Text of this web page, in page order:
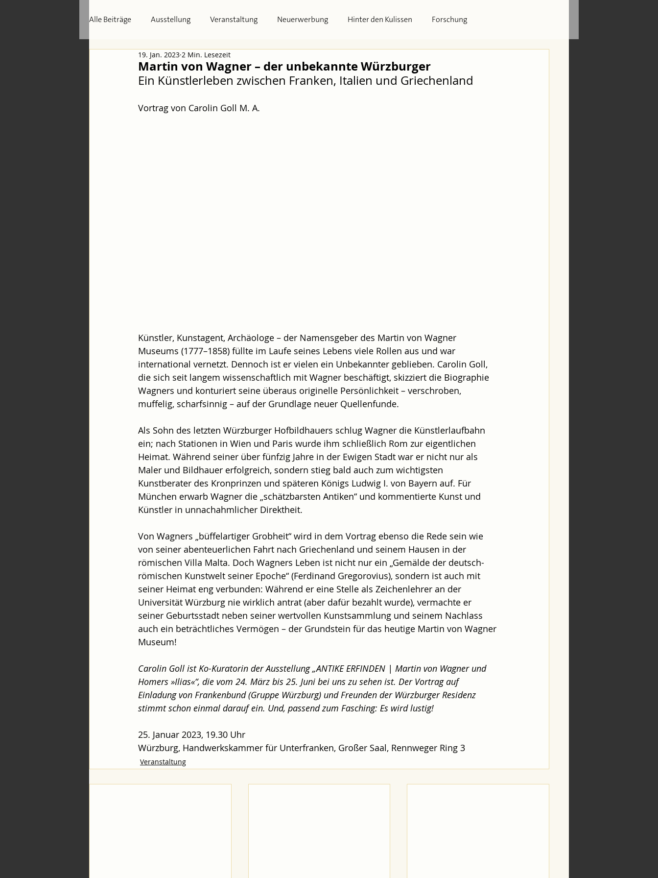
Alle Beiträge Ausstellung Veranstaltung Neuerwerbung Hinter den Kulissen Forschung
19. Jan. 2023 2 Min. Lesezeit
Martin von Wagner – der unbekannte Würzburger
Ein Künstlerleben zwischen Franken, Italien und Griechenland
Vortrag von Carolin Goll M. A.
Künstler, Kunstagent, Archäologe – der Namensgeber des Martin von Wagner
Museums (1777–1858) füllte im Laufe seines Lebens viele Rollen aus und war
international vernetzt. Dennoch ist er vielen ein Unbekannter geblieben. Carolin Goll,
die sich seit langem wissenschaftlich mit Wagner beschäftigt, skizziert die Biographie
Wagners und konturiert seine überaus originelle Persönlichkeit – verschroben,
muffelig, scharfsinnig – auf der Grundlage neuer Quellenfunde.
Als Sohn des letzten Würzburger Hofbildhauers schlug Wagner die Künstlerlaufbahn
ein; nach Stationen in Wien und Paris wurde ihm schließlich Rom zur eigentlichen
Heimat. Während seiner über fünfzig Jahre in der Ewigen Stadt war er nicht nur als
Maler und Bildhauer erfolgreich, sondern stieg bald auch zum wichtigsten
Kunstberater des Kronprinzen und späteren Königs Ludwig I. von Bayern auf. Für
München erwarb Wagner die „schätzbarsten Antiken“ und kommentierte Kunst und
Künstler in unnachahmlicher Direktheit.
Von Wagners „büffelartiger Grobheit“ wird in dem Vortrag ebenso die Rede sein wie
von seiner abenteuerlichen Fahrt nach Griechenland und seinem Hausen in der
römischen Villa Malta. Doch Wagners Leben ist nicht nur ein „Gemälde der deutsch-
römischen Kunstwelt seiner Epoche“ (Ferdinand Gregorovius), sondern ist auch mit
seiner Heimat eng verbunden: Während er eine Stelle als Zeichenlehrer an der
Universität Würzburg nie wirklich antrat (aber dafür bezahlt wurde), vermachte er
seiner Geburtsstadt neben seiner wertvollen Kunstsammlung und seinem Nachlass
auch ein beträchtliches Vermögen – der Grundstein für das heutige Martin von Wagner
Museum!
Carolin Goll ist Ko-Kuratorin der Ausstellung „ANTIKE ERFINDEN | Martin von Wagner und
Homers »Ilias«“, die vom 24. März bis 25. Juni bei uns zu sehen ist. Der Vortrag auf
Einladung von Frankenbund (Gruppe Würzburg) und Freunden der Würzburger Residenz
stimmt schon einmal darauf ein. Und, passend zum Fasching: Es wird lustig!
25. Januar 2023, 19.30 Uhr
Würzburg, Handwerkskammer für Unterfranken, Großer Saal, Rennweger Ring 3
Veranstaltung